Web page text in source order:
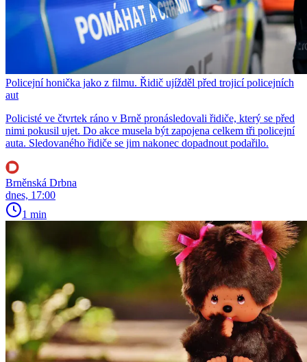
Policejní honička jako z filmu. Řidič ujížděl před trojicí policejních
aut
Policisté ve čtvrtek ráno v Brně pronásledovali řidiče, který se před
nimi pokusil ujet. Do akce musela být zapojena celkem tři policejní
auta. Sledovaného řidiče se jim nakonec dopadnout podařilo.
Brněnská Drbna
dnes, 17:00
1 min